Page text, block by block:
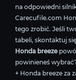
na odpowiedni
Carecufile.com
tego zrobić. Jeśli
tabeli, skontaktuj
Honda breeze
powinieneś
+ Honda breeze za